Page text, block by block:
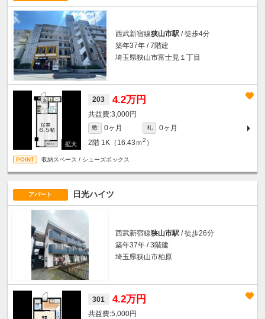
西武新宿線狭山市駅 / 徒歩4分
築年37年 / 7階建
埼玉県狭山市富士見１丁目
203 4.2万円
3,000円
敷 0ヶ月 礼
0ヶ月
2階 1K（16.43ｍ2 ）
収納スペース / シューズボックス
アパート 日光ハイツ
西武新宿線狭山市駅 / 徒歩26分
築年37年 / 3階建
埼玉県狭山市柏原
301 4.2万円
5,000円